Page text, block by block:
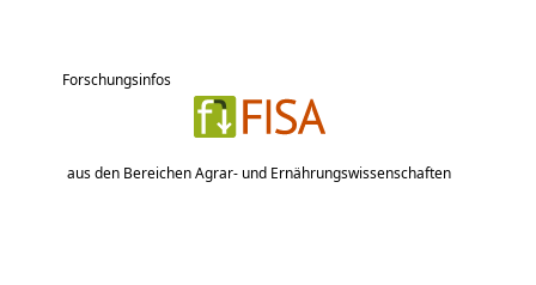
Forschungsinfos
aus den Bereichen Agrar- und Ernährungswissenschaften